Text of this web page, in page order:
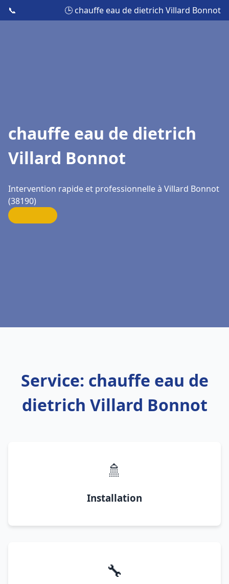
📞 🕒 chauffe eau de dietrich Villard Bonnot
chauffe eau de dietrich
Villard Bonnot
Intervention rapide et professionnelle à Villard Bonnot
(38190)
Service: chauffe eau de
dietrich Villard Bonnot
🚿
Installation
🔧